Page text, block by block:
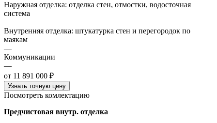
Наружная отделка: отделка стен, отмостки, водосточная
система
—
Внутренняя отделка: штукатурка стен и перегородок по
маякам
—
Коммуникации
—
от 11 891 000 ₽
Узнать точную цену
Посмотреть комлектацию
Предчистовая внутр. отделка